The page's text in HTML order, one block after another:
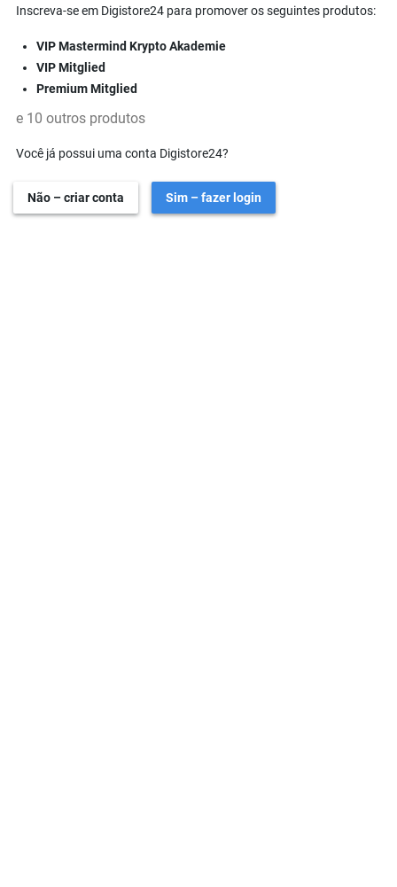
Inscreva-se em Digistore24 para promover os seguintes produtos:
VIP Mastermind Krypto Akademie
VIP Mitglied
Premium Mitglied
e 10 outros produtos
Você já possui uma conta Digistore24?
Não – criar conta Sim – fazer login